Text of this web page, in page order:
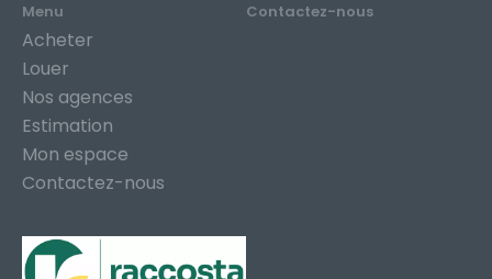
Menu
Acheter
Louer
Nos agences
Estimation
Mon espace
Contactez-nous
Contactez-nous